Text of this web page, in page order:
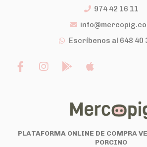
974 42 16 11
Escríbenos al 648 40
PLATAFORMA ONLINE DE COMPRA
PORCINO